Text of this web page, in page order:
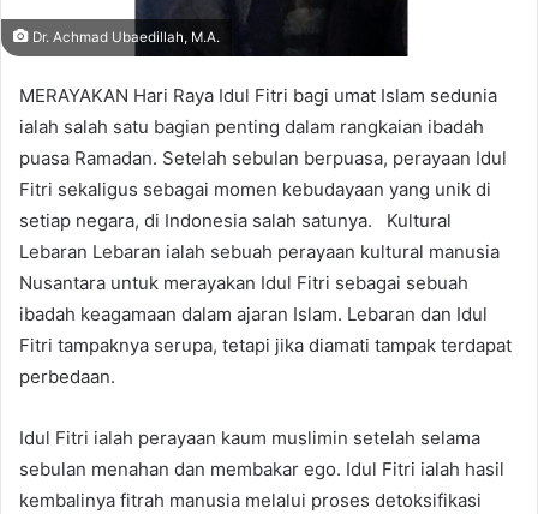
Dr. Achmad Ubaedillah, M.A.
MERAYAKAN Hari Raya Idul Fitri bagi umat Islam sedunia
ialah salah satu bagian penting dalam rangkaian ibadah
puasa Ramadan. Setelah sebulan berpuasa, perayaan Idul
Fitri sekaligus sebagai momen kebudayaan yang unik di
setiap negara, di Indonesia salah satunya. Kultural
Lebaran Lebaran ialah sebuah perayaan kultural manusia
Nusantara untuk merayakan Idul Fitri sebagai sebuah
ibadah keagamaan dalam ajaran Islam. Lebaran dan Idul
Fitri tampaknya serupa, tetapi jika diamati tampak terdapat
perbedaan.
Idul Fitri ialah perayaan kaum muslimin setelah selama
sebulan menahan dan membakar ego. Idul Fitri ialah hasil
kembalinya fitrah manusia melalui proses detoksifikasi